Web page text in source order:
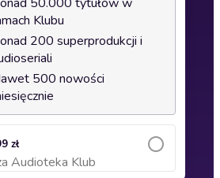
Klubu
200 superprodukcji i
500 nowości
zł
Audioteka Klub
Dodaj do koszyka